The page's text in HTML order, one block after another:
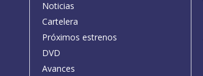
Noticias
Cartelera
Próximos estrenos
DVD
Avances